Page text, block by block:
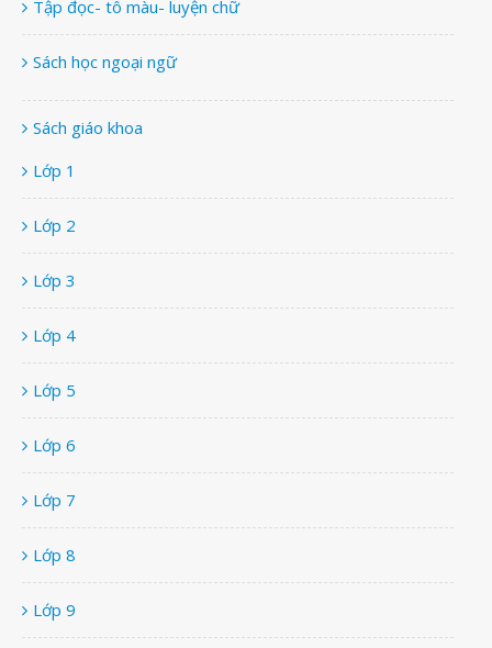
Tập đọc- tô màu- luyện chữ
Sách học ngoại ngữ
Sách giáo khoa
Lớp 1
Lớp 2
Lớp 3
Lớp 4
Lớp 5
Lớp 6
Lớp 7
Lớp 8
Lớp 9